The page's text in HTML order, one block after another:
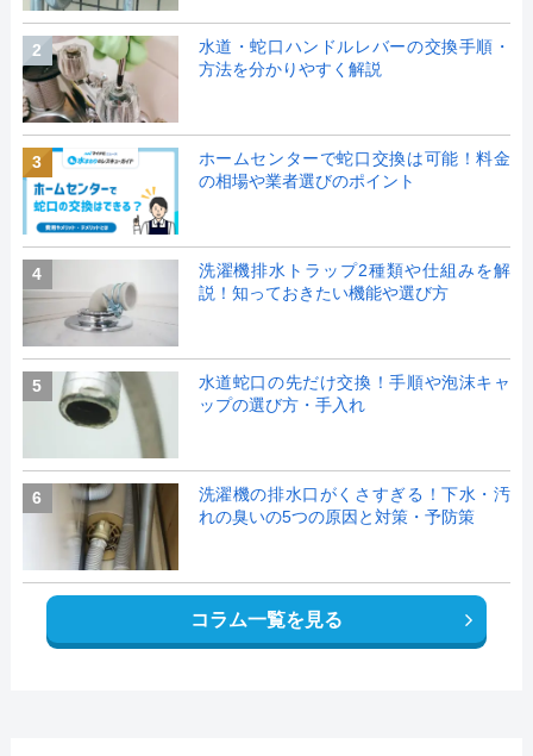
2
水道・蛇口ハンドルレバーの交換手順・
方法を分かりやすく解説
3
ホームセンターで蛇口交換は可能！料金
の相場や業者選びのポイント
4
洗濯機排水トラップ2種類や仕組みを解
説！知っておきたい機能や選び方
5
水道蛇口の先だけ交換！手順や泡沫キャ
ップの選び方・手入れ
6
洗濯機の排水口がくさすぎる！下水・汚
れの臭いの5つの原因と対策・予防策
コラム一覧を見る